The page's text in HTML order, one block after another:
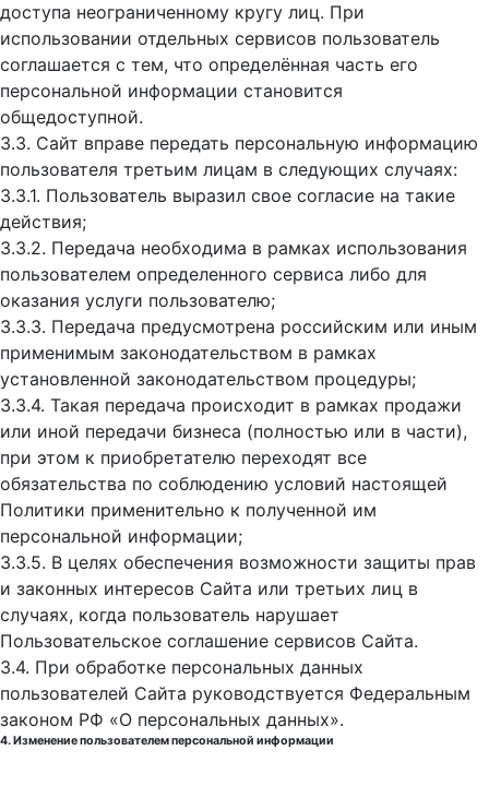
доступа неограниченному кругу лиц. При
использовании отдельных сервисов пользователь
соглашается с тем, что определённая часть его
персональной информации становится
общедоступной.
3.3. Сайт вправе передать персональную информацию
пользователя третьим лицам в следующих случаях:
3.3.1. Пользователь выразил свое согласие на такие
действия;
3.3.2. Передача необходима в рамках использования
пользователем определенного сервиса либо для
оказания услуги пользователю;
3.3.3. Передача предусмотрена российским или иным
применимым законодательством в рамках
установленной законодательством процедуры;
3.3.4. Такая передача происходит в рамках продажи
или иной передачи бизнеса (полностью или в части),
при этом к приобретателю переходят все
обязательства по соблюдению условий настоящей
Политики применительно к полученной им
персональной информации;
3.3.5. В целях обеспечения возможности защиты прав
и законных интересов Сайта или третьих лиц в
случаях, когда пользователь нарушает
Пользовательское соглашение сервисов Сайта.
3.4. При обработке персональных данных
пользователей Сайта руководствуется Федеральным
законом РФ «О персональных данных».
4. Изменение пользователем персональной информации